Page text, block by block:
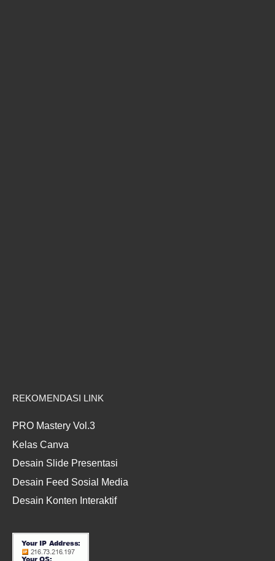
REKOMENDASI LINK
PRO Mastery Vol.3
Kelas Canva
Desain Slide Presentasi
Desain Feed Sosial Media
Desain Konten Interaktif